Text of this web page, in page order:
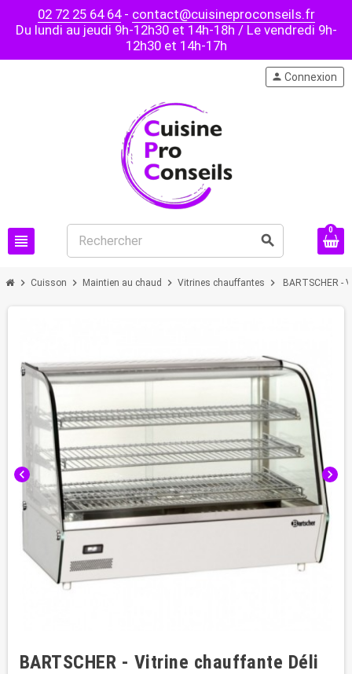
02 72 25 64 64- contact@cuisineproconseils.fr
Du lundi au jeudi 9h-12h30 et 14h-18h / Le vendredi 9h-
12h30 et 14h-17h
view_headline search
person Connexion
0
chevron_right Cuisson chevron_right Maintien au chaud chevron_right Vitrines chauffantes chevron_right BARTSCHER -
chevron_left chevron_right
BARTSCHER - Vitrine chauffante Déli